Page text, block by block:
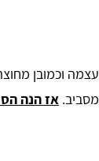
וכמובן
אז הנה